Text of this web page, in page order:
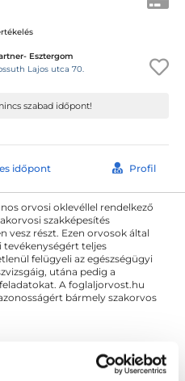
Esztergom
Lajos utca 70.
szabad időpont!
időpont Profil
orvosi oklevéllel rendelkező
szakképesítés
vesz részt. Ezen orvosok által
teljes
felügyeli az egészségügyi
utána pedig a
A foglaljorvost.hu
bármely szakorvos
Pszichológus Esztergom